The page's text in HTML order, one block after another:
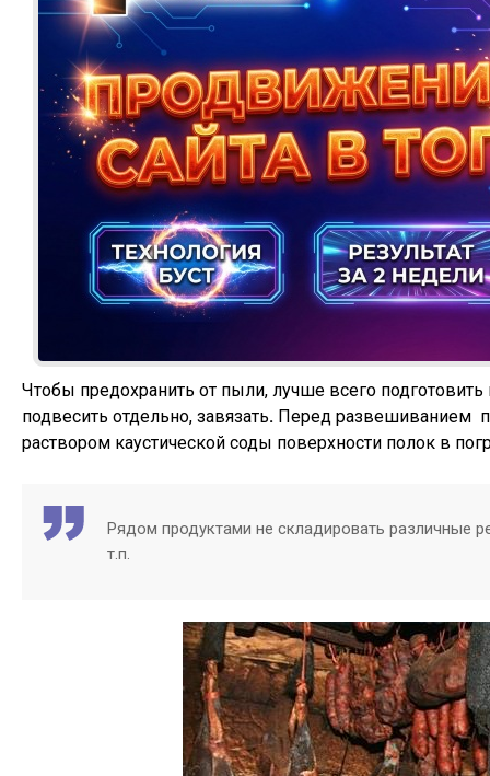
Чтобы предохранить от пыли, лучше всего
подвесить отдельно, завязать. Перед развешиванием
раствором каустической соды поверхности полок в
Рядом продуктами не складировать различные
т.п.